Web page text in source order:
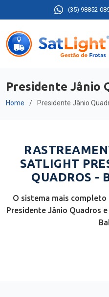
(35) 98852-
Presidente Jânio
Home Presidente Jânio
SATLIGHT
QUADROS -
O sistema mais
Presidente Jânio Quadros